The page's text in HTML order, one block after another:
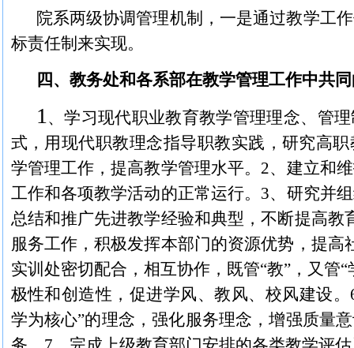
院系两级协调管理机制，一是通过教学工
标责任制来实现。
四、教务处和各系部在教学管理工作中共
1 、学习现代职业教育教学管理理念、管
式，用现代职教理念指导职教实践，研究高
学管理工作，提高教学管理水平。 2、建立和
工作和各项教学活动的正常运行。 3、研究并
总结和推广先进教学经验和典型，不断提高教
服务工作，积极发挥本部门的资源优势，提高
实训处密切配合，相互协作，既管“教”，又管
极性和创造性，促进学风、教风、校风建设。
学为核心”的理念，强化服务理念，增强质量